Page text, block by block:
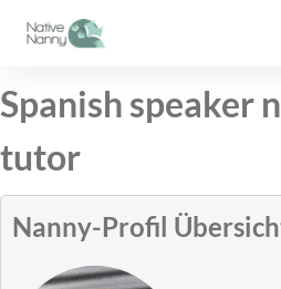
Inhalt
Spanish speaker
tutor
Nanny-Profil